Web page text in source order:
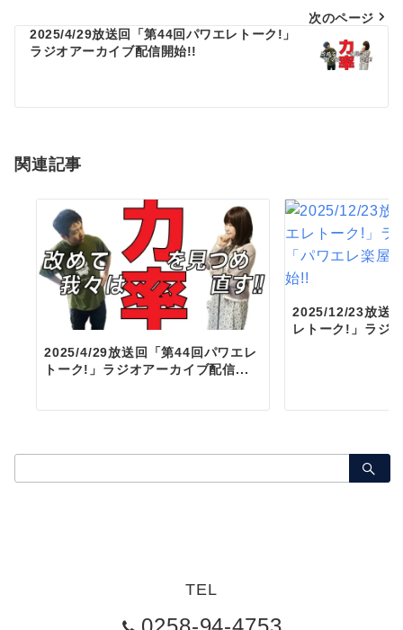
ビ
ゲ
シ
ン
次のページ
2025/4/29放送回「第44回パワエレトーク!」
ラジオアーカイブ配信開始!!
関連記事
2025/4/29放送回「第44回パワエレ
トーク!」ラジオアーカイブ配信...
2025/12/23放送
レトーク!」ラジ
索：
TEL